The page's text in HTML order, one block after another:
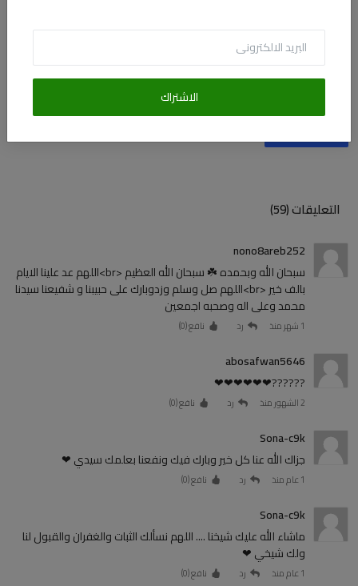
الاشتراك
التعليقات (59)
nono8areb252
سبحان الله وبحمده ☘️ سبحان الله العظيم <br>اللهم عد علينا الايام
بالف خير <br>اللهم صل وسلم وزدوبارك على حبيبنا و شفيعنا سيدنا
محمد وعلى اله وصحبه اجمعين
1 شهر منذ رد نافع (0
)
abosafwan5646
??????❤❤❤❤❤❤
2 الشهور منذ رد نافع (0
)
Sona-c9k
جزاك الله عنا كل خير وبارك فيك ونفعنا بعلمك سيدي ❤
1 عام منذ رد نافع (0
)
Sona-c9k
ماشاء الله عليك شيخنا .... اللهم نسألك الثبات والغفران والقبول لنا
ولك شيخي ❤
1 عام منذ رد نافع (0
)